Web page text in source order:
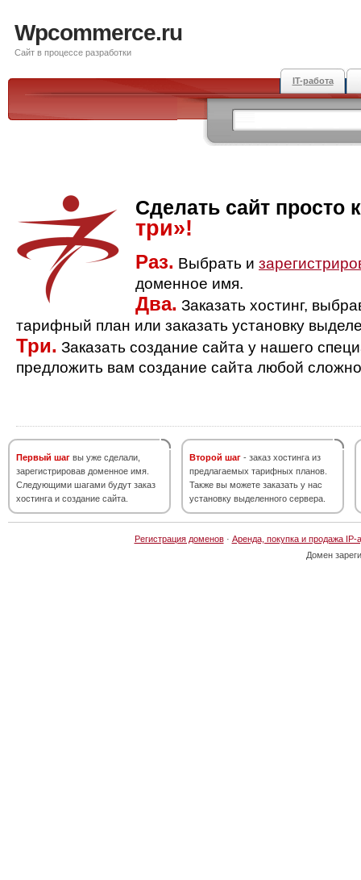
Wpcommerce.ru
Сайт в процессе разработки
IT-работа
Сделать сайт просто
три»!
Раз. Выбрать и
доменное имя.
Два. Заказать хостинг,
тарифный план или заказать установку
Три. Заказать создание сайта у нашего
предложить вам создание сайта любой
Первый шаг вы уже сделали,
зарегистрировав доменное имя.
Следующими шагами будут заказ
хостинга и создание сайта.
Второй шаг - заказ хостинга из
предлагаемых тарифных планов.
Также вы можете заказать у нас
установку выделенного сервера.
Регистрация доменов· Аренда, покупка и продажа IP-
Домен